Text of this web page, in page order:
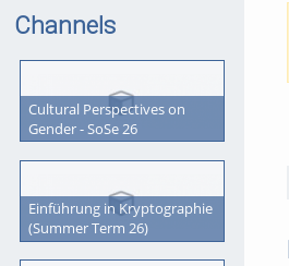
Channels
Cultural Perspectives on
Gender - SoSe 26
Einführung in Kryptographie
(Summer Term 26)